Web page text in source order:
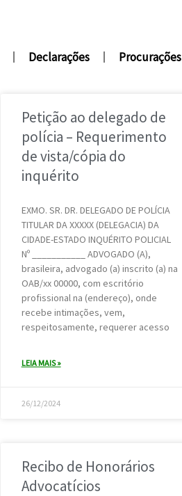
Declarações Procurações
Petição ao delegado de
polícia – Requerimento
de vista/cópia do
inquérito
EXMO. SR. DR. DELEGADO DE POLÍCIA
TITULAR DA XXXXX (DELEGACIA) DA
CIDADE-ESTADO INQUÉRITO POLICIAL
Nº ___________ ADVOGADO (A),
brasileira, advogado (a) inscrito (a) na
OAB/xx 00000, com escritório
profissional na (endereço), onde
recebe intimações, vem,
respeitosamente, requerer acesso
LEIA MAIS »
26/12/2024
Recibo de Honorários
Advocatícios
á
g
i
n
á
g
i
n
á
g
i
á
g
i
á
g
i
á
g
á
g
á
g